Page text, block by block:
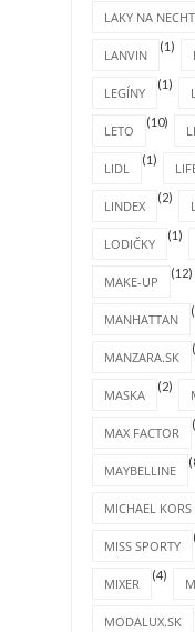
LAKY NA
LANVIN
(1)
LEGÍNY
(1)
LETO
(10)
LIDL
(1)
LINDEX
(2)
LODIČKY
(1)
MAKE-UP
(12)
MANHATTAN
MANZARA.SK
MASKA
(2)
MAX FACTOR
MAYBELLINE
MICHAEL KORS
MISS SPORTY
MIXER
(4)
MODALUX.SK